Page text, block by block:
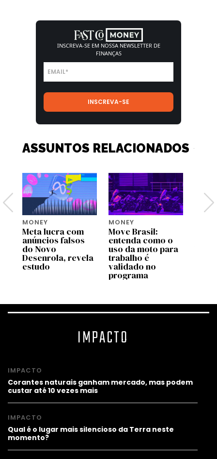
INSCREVA-SE EM NOSSA NEWSLETTER DE
FINANÇAS
ASSUNTOS RELACIONADOS
MONEY
Meta lucra com
anúncios falsos
do Novo
Desenrola, revela
estudo
MONEY
Move Brasil:
entenda como o
uso da moto para
trabalho é
validado no
programa
IMPACTO
IMPACTO
Corantes naturais ganham mercado, mas podem
custar até 10 vezes mais
IMPACTO
Qual é o lugar mais silencioso da Terra neste
momento?